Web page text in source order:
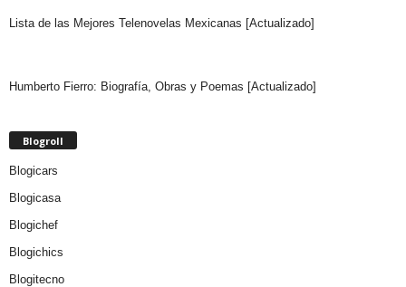
Lista de las Mejores Telenovelas Mexicanas [Actualizado]
Humberto Fierro: Biografía, Obras y Poemas [Actualizado]
Blogroll
Blogicars
Blogicasa
Blogichef
Blogichics
Blogitecno